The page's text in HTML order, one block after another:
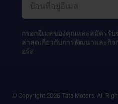
กรอกอีเมลของคุณและสมัครรั
ล่าสุดเกี่ยวกับการพัฒนาและกิจ
อร์ส
© Copyright 2026 Tata Motors. All